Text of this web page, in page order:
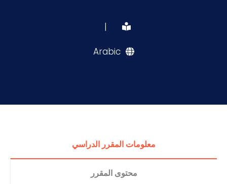
|
Arabic
معلومات المقرر الدراسي
محتوى المقرر